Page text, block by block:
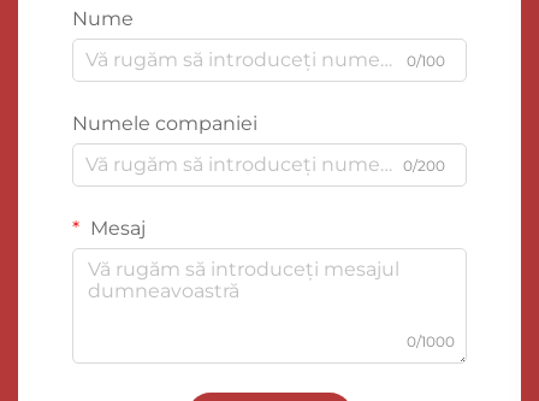
Nume
0/100
Numele companiei
0/200
Mesaj
0/1000